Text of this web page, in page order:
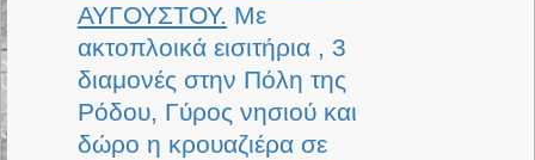
ΑΥΓΟΥΣΤΟΥ. Με
ακτοπλοικά εισιτήρια , 3
διαμονές στην Πόλη της
Ρόδου, Γύρος νησιού και
δώρο η κρουαζιέρα σε